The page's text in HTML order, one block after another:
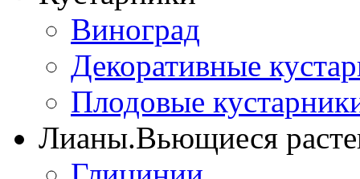
Виноград
Декоративные
Плодовые
Лианы.Вьющиеся